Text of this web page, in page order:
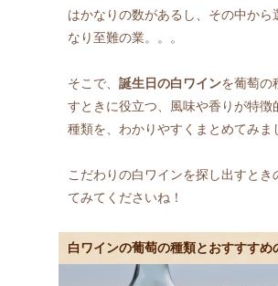
はかなりの数があるし、その中から
なり至難の業。。。
そこで、 誕生日の白ワインを葡萄の
すときに役立つ、風味や香りが特徴
種類を、わかりやすくまとめてみま
こだわりの白ワインを探し出すとき
てみてくださいね！
白ワインの葡萄の種類とおすすすめ